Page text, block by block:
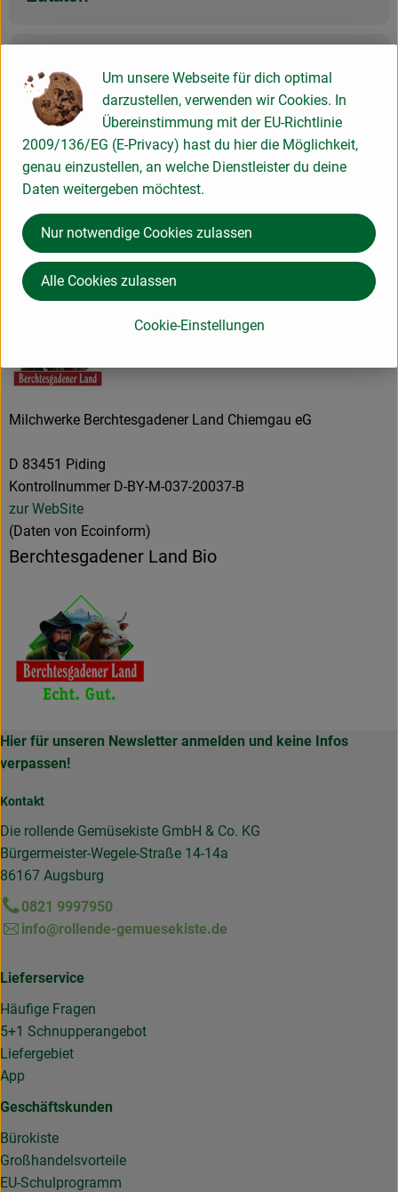
Produktdatenblatt
Herkunft
Hersteller: Berchtesgadener Land Bio
Milchwerke Berchtesgadener Land Chiemgau eG
D 83451 Piding
Kontrollnummer D-BY-M-037-20037-B
zur WebSite
(Daten von Ecoinform)
Berchtesgadener Land Bio
Hier für unseren Newsletter anmelden und keine Infos
verpassen!
Kontakt
Die rollende Gemüsekiste GmbH & Co. KG
Bürgermeister-Wegele-Straße 14-14a
86167 Augsburg
0821 9997950
info@rollende-gemuesekiste.de
Lieferservice
Häufige Fragen
5+1 Schnupperangebot
Liefergebiet
App
Geschäftskunden
Bürokiste
Großhandelsvorteile
EU-Schulprogramm
Um unsere Webseite für dich optimal
darzustellen, verwenden wir Cookies. In
Übereinstimmung mit der EU-Richtlinie
2009/136/EG (E-Privacy) hast du hier die Möglichkeit,
genau einzustellen, an welche Dienstleister du deine
Daten weitergeben möchtest.
Cookie-Einstellungen
Nur notwendige Cookies zulassen
Alle Cookies zulassen